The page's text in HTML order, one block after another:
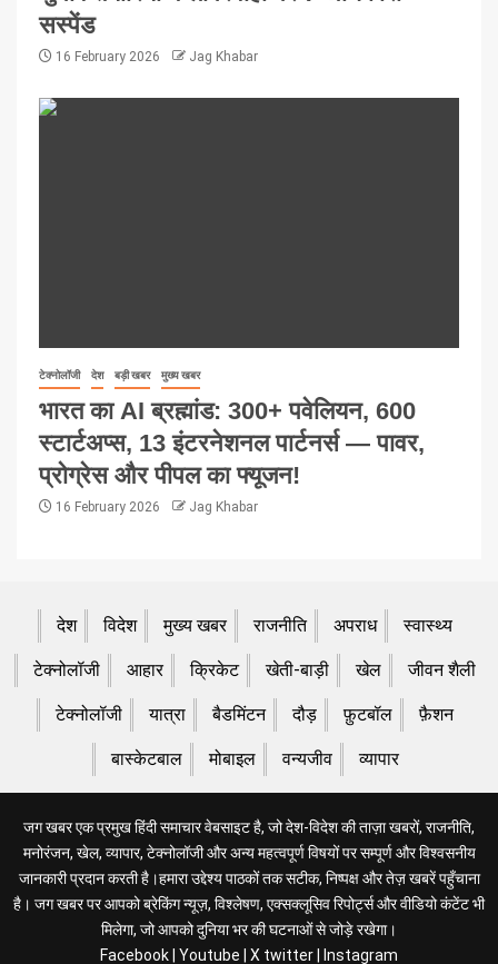
सस्पेंड
16 February 2026 Jag Khabar
टेक्नोलॉजी देश बड़ी खबर मुख्य खबर
भारत का AI ब्रह्मांड: 300+ पवेलियन, 600
स्टार्टअप्स, 13 इंटरनेशनल पार्टनर्स — पावर,
प्रोग्रेस और पीपल का फ्यूजन!
16 February 2026 Jag Khabar
देश विदेश मुख्य खबर राजनीति अपराध स्वास्थ्य
टेक्नोलॉजी आहार क्रिकेट खेती-बाड़ी खेल जीवन शैली
टेक्नोलॉजी यात्रा बैडमिंटन दौड़ फ़ुटबॉल फ़ैशन
बास्केटबाल मोबाइल वन्यजीव व्यापार
जग खबर एक प्रमुख हिंदी समाचार वेबसाइट है, जो देश-विदेश की ताज़ा खबरों, राजनीति,
मनोरंजन, खेल, व्यापार, टेक्नोलॉजी और अन्य महत्वपूर्ण विषयों पर सम्पूर्ण और विश्वसनीय
जानकारी प्रदान करती है।हमारा उद्देश्य पाठकों तक सटीक, निष्पक्ष और तेज़ खबरें पहुँचाना
है। जग खबर पर आपको ब्रेकिंग न्यूज़, विश्लेषण, एक्सक्लूसिव रिपोर्ट्स और वीडियो कंटेंट भी
मिलेगा, जो आपको दुनिया भर की घटनाओं से जोड़े रखेगा।
Facebook Youtube X twitter Instagram